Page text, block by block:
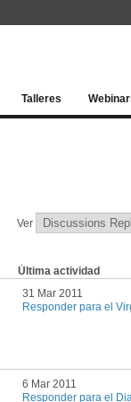
Talleres
Ver
Última actividad
31 Mar 2011
Responder para el
6 Mar 2011
Responder para el